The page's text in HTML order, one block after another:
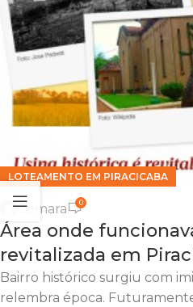
LOTEAMENTO EM PIRACICABA
Cemara 0
Área onde
revitalizada em
Bairro histórico surgiu com
relembra época.